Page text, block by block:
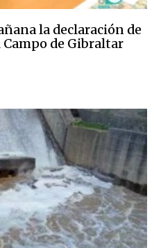
la declaración de
de Gibraltar